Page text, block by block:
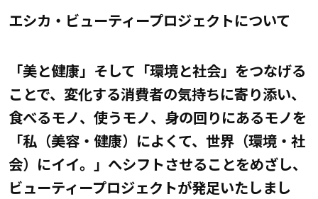
エシカ・ビューティープロジェクトについて
「美と健康」そして「環境と社会」をつなげる
ことで、変化する消費者の気持ちに寄り添い、
食べるモノ、使うモノ、身の回りにあるモノを
「私（美容・健康）によくて、世界（環境・社
会）にイイ。」へシフトさせることをめざし、
ビューティープロジェクトが発足いたしまし